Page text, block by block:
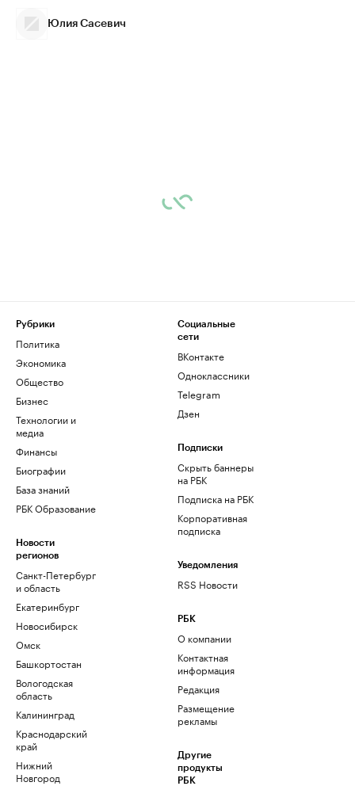
Юлия Сасевич
Рубрики
Политика
Экономика
Общество
Бизнес
Технологии и
медиа
Финансы
Биографии
База знаний
РБК Образование
Новости
регионов
Санкт-Петербург
и область
Екатеринбург
Новосибирск
Омск
Башкортостан
Вологодская
область
Калининград
Краснодарский
край
Нижний
Новгород
Социальные
сети
ВКонтакте
Одноклассники
Telegram
Дзен
Подписки
Скрыть баннеры
на РБК
Подписка на РБК
Корпоративная
подписка
Уведомления
RSS Новости
РБК
О компании
Контактная
информация
Редакция
Размещение
рекламы
Другие
продукты
РБК